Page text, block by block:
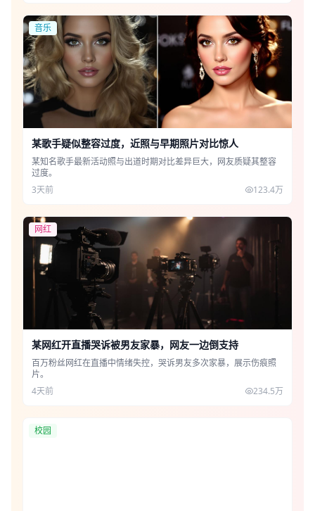
音乐
某歌手疑似整容过度，近照与早期照片对比惊人
某知名歌手最新活动照与出道时期对比差异巨大，网友质疑其整容
过度。
3天前
123.4万
网红
某网红开直播哭诉被男友家暴，网友一边倒支持
百万粉丝网红在直播中情绪失控，哭诉男友多次家暴，展示伤痕照
片。
4天前
234.5万
校园